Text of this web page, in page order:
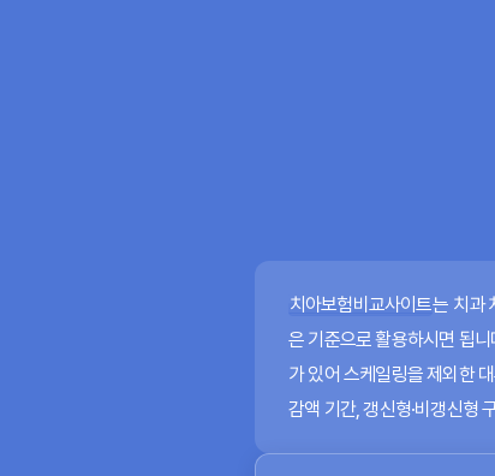
치아보험비교사이트는 치과
은 기준으로 활용하시면 됩니
가 있어 스케일링을 제외한
감액 기간, 갱신형·비갱신형